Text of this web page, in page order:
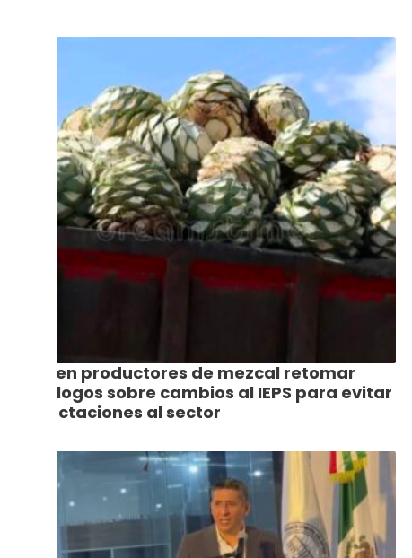
Piden productores de mezcal retomar
diálogos sobre cambios al IEPS para evitar
afectaciones al sector